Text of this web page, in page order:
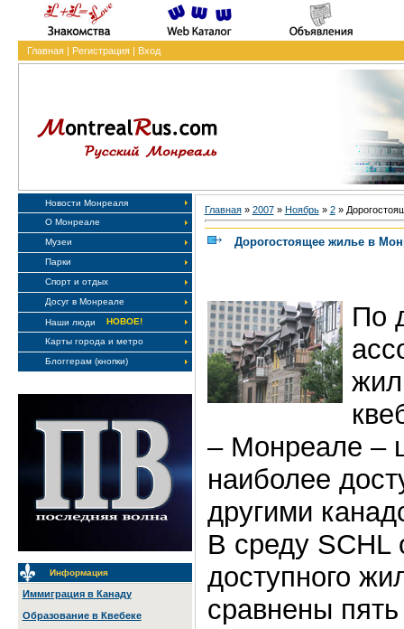
Главная| Регистрация| Вход
Новости Монреаля
О Монреале
Музеи
Парки
Спорт и отдых
Досуг в Монреале
Наши люди
НОВОЕ!
Карты города и метро
Блоггерам (кнопки)
Информация
Иммиграция в Канаду
Образование в Квебеке
Главная» 2007 » Ноябрь » 2»
Дорогостоящее жилье в
По
– Монреале –
наиболее
другими
В среду SCHL
доступного
сравнены